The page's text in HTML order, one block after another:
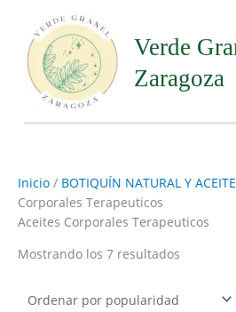
contenido
Verde
Zaragoza
Inicio / BOTIQUÍN NATURAL Y
Corporales Terapeuticos
Aceites Corporales Terapeuticos
Mostrando los 7 resultados